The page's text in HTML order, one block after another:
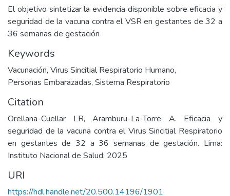
El objetivo sintetizar la evidencia disponible sobre eficacia y
seguridad de la vacuna contra el VSR en gestantes de 32 a
36 semanas de gestación
Keywords
Vacunación, Virus Sincitial Respiratorio Humano,
Personas Embarazadas, Sistema Respiratorio
Citation
Orellana-Cuellar LR, Aramburu-La-Torre A. Eficacia y
seguridad de la vacuna contra el Virus Sincitial Respiratorio
en gestantes de 32 a 36 semanas de gestación. Lima:
Instituto Nacional de Salud; 2025
URI
https://hdl.handle.net/20.500.14196/1901